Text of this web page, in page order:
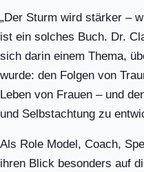
„Der Sturm wird stärker –
ist ein solches Buch. Dr.
sich darin einem Thema,
wurde: den Folgen von
Leben von Frauen – und
und Selbstachtung zu
Als Role Model, Coach,
ihren Blick besonders auf